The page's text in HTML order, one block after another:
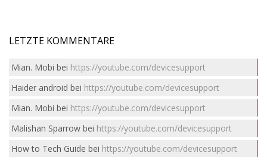
LETZTE KOMMENTARE
Mian. Mobi bei https://youtube.com/devicesupport
Haider android bei https://youtube.com/devicesupport
Mian. Mobi bei https://youtube.com/devicesupport
Malishan Sparrowbei https://youtube.com/devicesupport
How to Tech Guide bei https://youtube.com/devicesupport